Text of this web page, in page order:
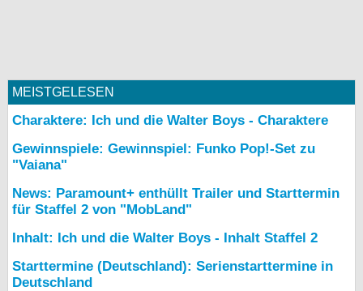
MEISTGELESEN
Charaktere: Ich und die Walter Boys - Charaktere
Gewinnspiele: Gewinnspiel: Funko Pop!-Set zu
"Vaiana"
News: Paramount+ enthüllt Trailer und Starttermin
für Staffel 2 von "MobLand"
Inhalt: Ich und die Walter Boys - Inhalt Staffel 2
Starttermine (Deutschland): Serienstarttermine in
Deutschland